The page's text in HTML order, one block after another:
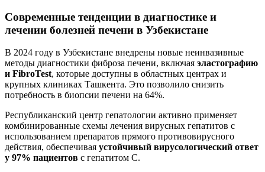
Современные тенденции в диагностике и
лечении болезней печени в Узбекистане
В 2024 году в Узбекистане внедрены новые неинвазивные
методы диагностики фиброза печени, включая эластографию
и FibroTest, которые доступны в областных центрах и
крупных клиниках Ташкента. Это позволило снизить
потребность в биопсии печени на 64%.
Республиканский центр гепатологии активно применяет
комбинированные схемы лечения вирусных гепатитов с
использованием препаратов прямого противовирусного
действия, обеспечивая устойчивый вирусологический ответ
у 97% пациентов с гепатитом С.